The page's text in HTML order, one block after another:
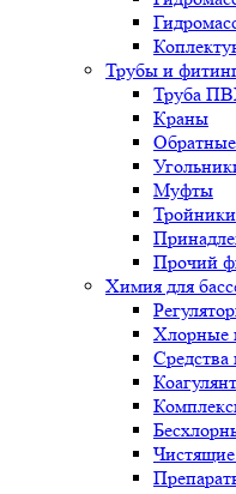
Трубы и
Труба
Краны
Муфты
Тройники
Прочий
Химия для
Хлорные
Средства
Чистящие